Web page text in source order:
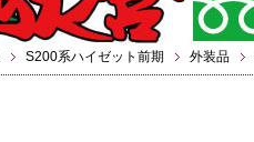
S200系ハイゼット前期 外装品